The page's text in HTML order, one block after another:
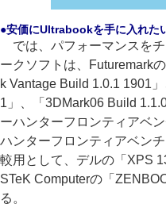
●安価にUltrabookを手に入れた
では、パフォーマンスを
ークソフトは、Futuremark
k Vantage Build 1.0.1 1901
1」、「3DMark06 Build
ーハンターフロンティアベ
ハンターフロンティアベン
較用として、デルの「XPS
STeK Computerの「
る。